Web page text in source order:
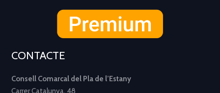
CONTACTE
Consell Comarcal del Pla de l’Estany
Carrer Catalunya, 48